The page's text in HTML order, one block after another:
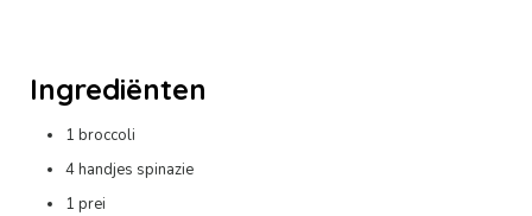
Ingrediënten
1 broccoli
4 handjes spinazie
1 prei